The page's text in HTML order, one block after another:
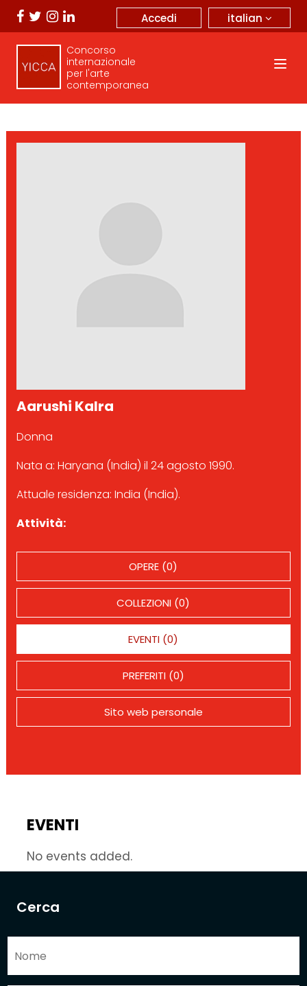
italian
Accedi
Concorso
internazionale
per l'arte
contemporanea
Cerca
Aarushi Kalra
Donna
Nata a: Haryana (India) il 24 agosto 1990.
Attuale residenza: India (India).
Attività:
OPERE (0)
COLLEZIONI (0)
EVENTI (0)
PREFERITI (0)
Sito web personale
EVENTI
No events added.